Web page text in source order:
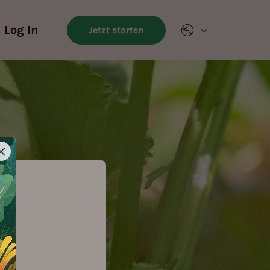
Log In Jetzt starten